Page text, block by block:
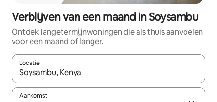
Verblijven van een maand in Soysambu
Ontdek langetermijnwoningen die als thuis aanvoelen
voor een maand of langer.
Locatie
Wanneer er resultaten beschikbaar zijn, maak je een keuze
Aankomst